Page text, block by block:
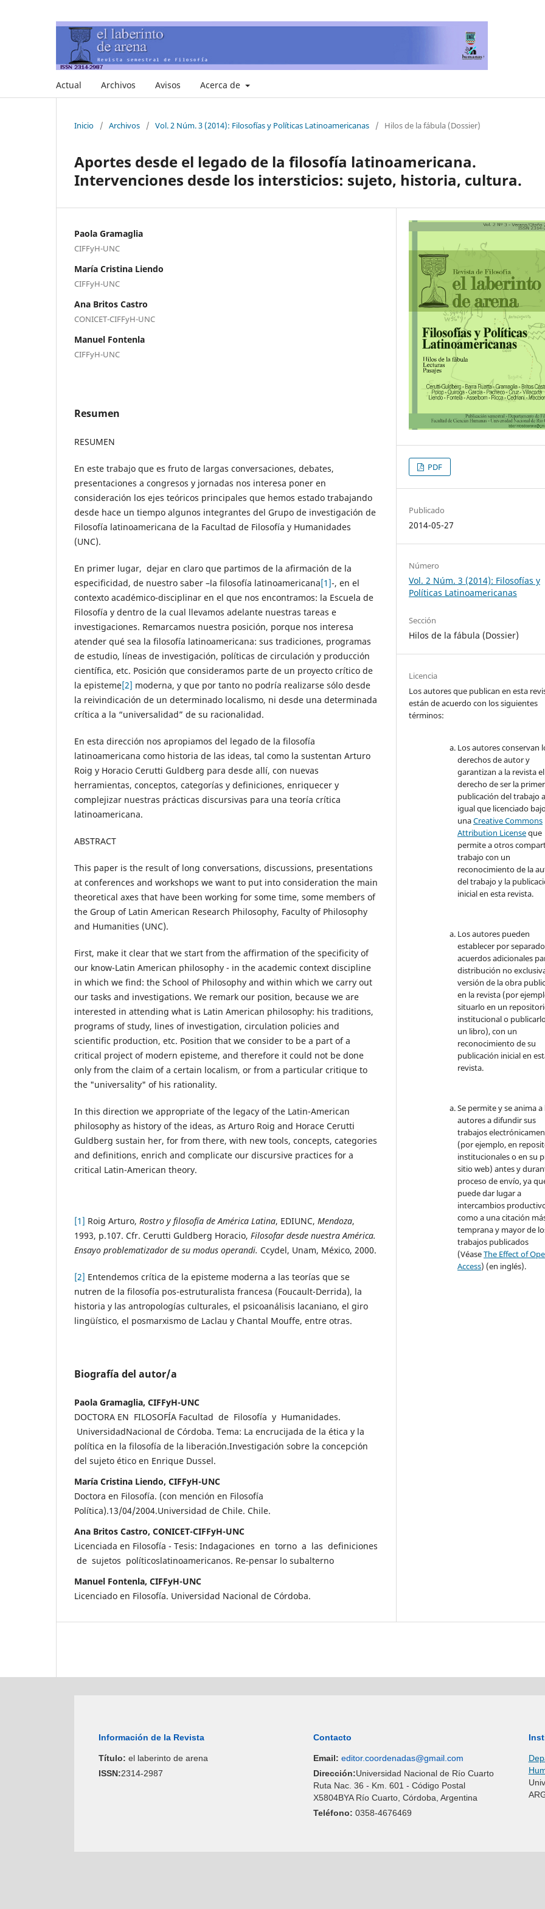
Actual Archivos Avisos Acerca de
Inicio / Archivos / Vol. 2 Núm. 3 (2014): Filosofías y Políticas Latinoamericanas / Hilos de la fábula (Dossier)
Aportes desde el legado de la filosofía latinoamericana.
Intervenciones desde los intersticios: sujeto, historia, cultura.
Paola Gramaglia
CIFFyH-UNC
María Cristina Liendo
CIFFyH-UNC
Ana Britos Castro
CONICET-CIFFyH-UNC
Manuel Fontenla
CIFFyH-UNC
Resumen
RESUMEN
En este trabajo que es fruto de largas conversaciones, debates,
presentaciones a congresos y jornadas nos interesa poner en
consideración los ejes teóricos principales que hemos estado trabajando
desde hace un tiempo algunos integrantes del Grupo de investigación de
Filosofía latinoamericana de la Facultad de Filosofía y Humanidades
(UNC).
En primer lugar, dejar en claro que partimos de la afirmación de la
especificidad, de nuestro saber –la filosofía latinoamericana[1]-, en el
contexto académico-disciplinar en el que nos encontramos: la Escuela de
Filosofía y dentro de la cual llevamos adelante nuestras tareas e
investigaciones. Remarcamos nuestra posición, porque nos interesa
atender qué sea la filosofía latinoamericana: sus tradiciones, programas
de estudio, líneas de investigación, políticas de circulación y producción
científica, etc. Posición que consideramos parte de un proyecto crítico de
la episteme[2] moderna, y que por tanto no podría realizarse sólo desde
la reivindicación de un determinado localismo, ni desde una determinada
crítica a la “universalidad” de su racionalidad.
En esta dirección nos apropiamos del legado de la filosofía
latinoamericana como historia de las ideas, tal como la sustentan Arturo
Roig y Horacio Cerutti Guldberg para desde allí, con nuevas
herramientas, conceptos, categorías y definiciones, enriquecer y
complejizar nuestras prácticas discursivas para una teoría crítica
latinoamericana.
ABSTRACT
This paper is the result of long conversations, discussions, presentations
at conferences and workshops we want to put into consideration the main
theoretical axes that have been working for some time, some members of
the Group of Latin American Research Philosophy, Faculty of Philosophy
and Humanities (UNC).
First, make it clear that we start from the affirmation of the specificity of
our know-Latin American philosophy - in the academic context discipline
in which we find: the School of Philosophy and within which we carry out
our tasks and investigations. We remark our position, because we are
interested in attending what is Latin American philosophy: his traditions,
programs of study, lines of investigation, circulation policies and
scientific production, etc. Position that we consider to be a part of a
critical project of modern episteme, and therefore it could not be done
only from the claim of a certain localism, or from a particular critique to
the "universality" of his rationality.
In this direction we appropriate of the legacy of the Latin-American
philosophy as history of the ideas, as Arturo Roig and Horace Cerutti
Guldberg sustain her, for from there, with new tools, concepts, categories
and definitions, enrich and complicate our discursive practices for a
critical Latin-American theory.
[1] Roig Arturo, Rostro y filosofía de América Latina, EDIUNC, Mendoza,
1993, p.107. Cfr. Cerutti Guldberg Horacio, Filosofar desde nuestra América.
Ensayo problematizador de su modus operandi. Ccydel, Unam, México, 2000.
[2] Entendemos crítica de la episteme moderna a las teorías que se
nutren de la filosofía pos-estruturalista francesa (Foucault-Derrida), la
historia y las antropologías culturales, el psicoanálisis lacaniano, el giro
lingüístico, el posmarxismo de Laclau y Chantal Mouffe, entre otras.
Biografía del autor/a
Paola Gramaglia, CIFFyH-UNC
DOCTORA EN FILOSOFÍA Facultad de Filosofía y Humanidades.
UniversidadNacional de Córdoba. Tema: La encrucijada de la ética y la
política en la filosofía de la liberación.Investigación sobre la concepción
del sujeto ético en Enrique Dussel.
María Cristina Liendo, CIFFyH-UNC
Doctora en Filosofía. (con mención en Filosofía
Política).13/04/2004.Universidad de Chile. Chile.
Ana Britos Castro, CONICET-CIFFyH-UNC
Licenciada en Filosofía - Tesis: Indagaciones en torno a las definiciones
de sujetos políticoslatinoamericanos. Re-pensar lo subalterno
Manuel Fontenla, CIFFyH-UNC
Licenciado en Filosofía. Universidad Nacional de Córdoba.
PDF
Publicado
2014-05-27
Número
Vol. 2 Núm. 3 (2014): Filosofías y
Políticas Latinoamericanas
Sección
Hilos de la fábula (Dossier)
Licencia
Los autores que publican en esta
están de acuerdo con los siguientes
términos:
Los autores conservan
derechos de autor y
garantizan a la revista el
derecho de ser la
publicación del trabajo
igual que licenciado
unaCreative Commons
Attribution Licenseque
permite a otros
trabajo con un
reconocimiento de la
del trabajo y la
inicial en esta revista.
Los autores pueden
establecer por separado
acuerdos adicionales
distribución no
versión de la obra
en la revista (por
situarlo en un
institucional o
un libro), con un
reconocimiento de su
publicación inicial en
revista.
Se permite y se anima a
autores a difundir sus
trabajos
(por ejemplo, en
institucionales o en su
sitio web) antes y
proceso de envío, ya
puede dar lugar a
intercambios
como a una citación
temprana y mayor de
trabajos publicados
(VéaseThe Effect of
Access) (en inglés).
Información de la Revista
Título: el laberinto de arena
ISSN:2314-2987
Contacto
Email: editor.coordenadas@gmail.com
Dirección:Universidad Nacional de Río Cuarto
Ruta Nac. 36 - Km. 601 - Código Postal
X5804BYA Río Cuarto, Córdoba, Argentina
Teléfono:0358-4676469